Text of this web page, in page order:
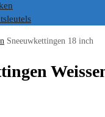
Sneeuwkettingen 18 inch